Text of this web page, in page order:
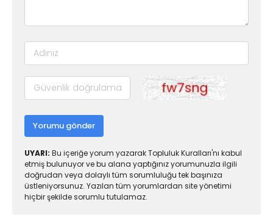
Yorumu gönder
UYARI: Bu içeriğe yorum yazarak Topluluk Kuralları'nı kabul
etmiş bulunuyor ve bu alana yaptığınız yorumunuzla ilgili
doğrudan veya dolaylı tüm sorumluluğu tek başınıza
üstleniyorsunuz. Yazılan tüm yorumlardan site yönetimi
hiçbir şekilde sorumlu tutulamaz.